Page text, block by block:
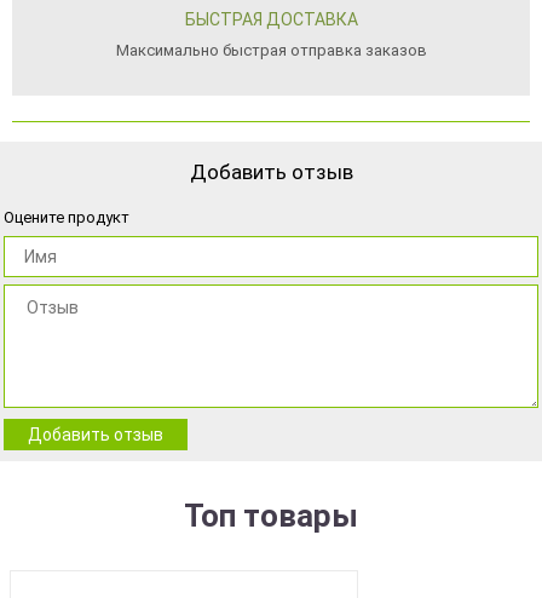
БЫСТРАЯ ДОСТАВКА
Максимально быстрая отправка заказов
Добавить отзыв
Оцените продукт
Добавить отзыв
Топ товары